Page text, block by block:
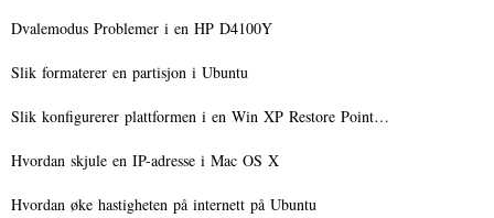
Dvalemodus Problemer i en HP D4100Y
Slik formaterer en partisjon i Ubuntu
Slik konfigurerer plattformen i en Win XP Restore Point…
Hvordan skjule en IP-adresse i Mac OS X
Hvordan øke hastigheten på internett på Ubuntu